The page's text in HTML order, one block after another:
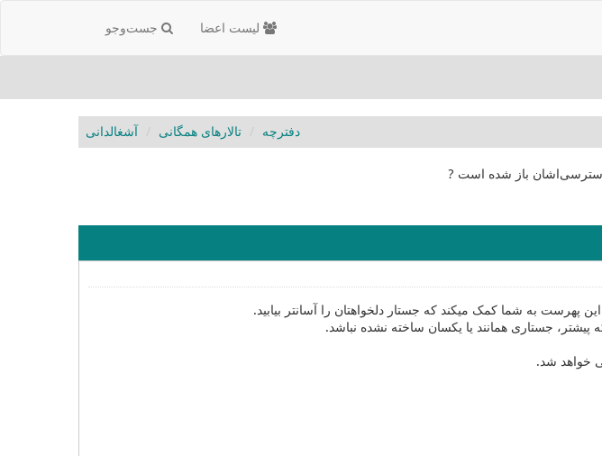
جست‌و‌جو لیست اعضا
دفترچه تالارهای همگانی آشغالدانی
دسترسی‌اشان باز شده است ?
پهرست به شما کمک میکند که جستار دلخواهتان را آسانتر بیابید.
پیشتر، جستاری همانند یا یکسان ساخته نشده نباشد.
خواهد شد.